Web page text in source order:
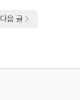
다음 글